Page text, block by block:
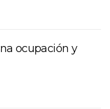
ocupación y